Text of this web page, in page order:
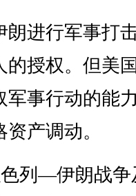
进行军事打
的授权。但美
军事行动的能
产调动。
列—伊朗战争